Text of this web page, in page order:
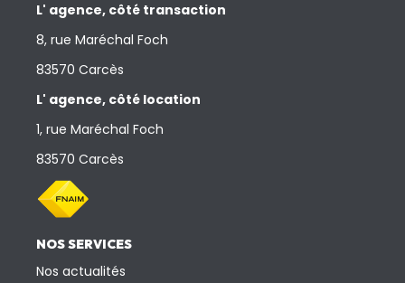
L' agence, côté transaction
8, rue Maréchal Foch
83570 Carcès
L' agence, côté location
1, rue Maréchal Foch
83570 Carcès
NOS SERVICES
Nos actualités